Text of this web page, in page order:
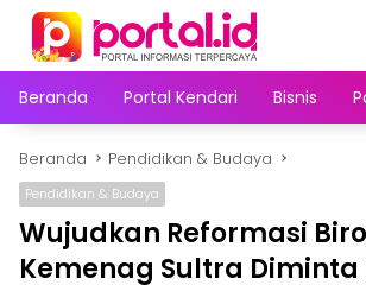
Langsung
konten
Beranda
Portal Kendari Bisnis
Beranda Pendidikan & Budaya
Pendidikan & Budaya
Wujudkan Reformasi
Kemenag Sultra Diminta